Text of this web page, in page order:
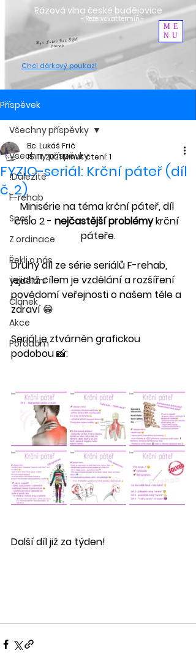
ME
NU
Rázová vlna české budějovice
- Rezervovat termín -
Mgr. Lukáš Frič, DBA
F-rehab
Chci dárkový poukaz!
Příspěvek
Všechny příspěvky
!Důležité
F-rehab
Sport
Z ordinace
Řekli o nás
Vzdělání
Článek
Akce
Pořádám
Všechny příspěvky
FYZIO-seriál: Krční páteř (díl
č. 2)
Bc. Lukáš Frič
15. 11. 2021Minut čtení: 1
Minisérie na téma krční páteř, díl
číslo 2 - nejčastější problémy krční
páteře.
Druhý díl ze série seriálů F-rehab,
jejichž cílem je vzdělání a rozšíření
povědomí veřejnosti o našem těle a
zdraví 😁
Seriál je ztvárněn grafickou
podobou 📸:
Další díl již za týden!